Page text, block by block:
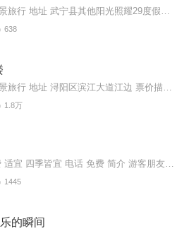
638
1.8万
1445
的瞬间